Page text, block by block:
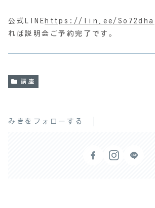
公式LINE https://lin.ee/So72dha
れば説明会ご予約完了です。
講座
みきをフォローする